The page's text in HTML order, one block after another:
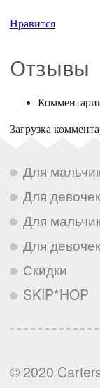
Нравится
Отзывы
Загрузка
Для
Для
Для
Для
Скидки
SKIP*HOP
© 2020